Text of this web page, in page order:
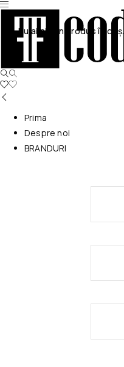
Nu ai niciun produs în coș.
Prima
Despre noi
BRANDURI